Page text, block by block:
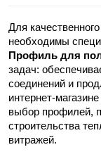
Для
необходимы
Профиль для
задач:
соединений и
интернет-
выбор профилей,
строительства
витражей.